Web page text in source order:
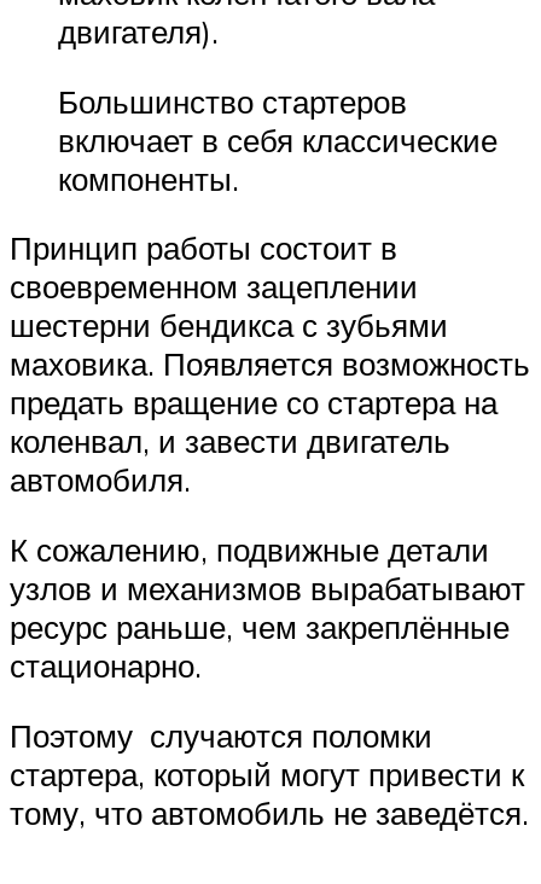
двигателя).
Большинство стартеров
включает в себя классические
компоненты.
Принцип работы состоит в
своевременном зацеплении
шестерни бендикса с зубьями
маховика. Появляется возможность
предать вращение со стартера на
коленвал, и завести двигатель
автомобиля.
К сожалению, подвижные детали
узлов и механизмов вырабатывают
ресурс раньше, чем закреплённые
стационарно.
Поэтому случаются поломки
стартера, который могут привести к
тому, что автомобиль не заведётся.